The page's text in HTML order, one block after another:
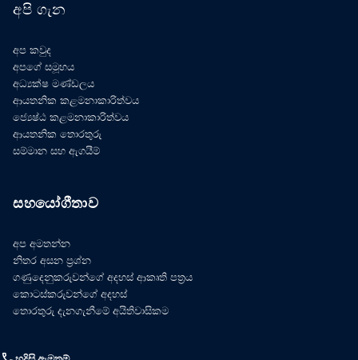
අපි ගැන
අප කවුද
අපගේ සමූහය
අධ්‍යක්ෂ මණ්ඩලය
ආයතනික කළමනාකාරිත්වය
ජ්‍යෙෂ්ඨ කළමනාකාරිත්වය
ආයතනික තොරතුරු
සම්මාන සහ ඇගයීම්
සහයෝගීතාව
අප අමතන්න
නිතර අසන ප්‍රශ්න
ගණුදෙනුකරුවන්ගේ අදහස් ආකෘති පත්‍රය
කොටස්කරුවන්ගේ අදහස්
තොරතුරු දැනගැනීමේ අයිතිවාසිකම